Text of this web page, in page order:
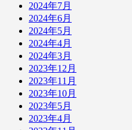
2024年7月
2024年6月
2024年5月
2024年4月
2024年3月
2023年12月
2023年11月
2023年10月
2023年5月
2023年4月